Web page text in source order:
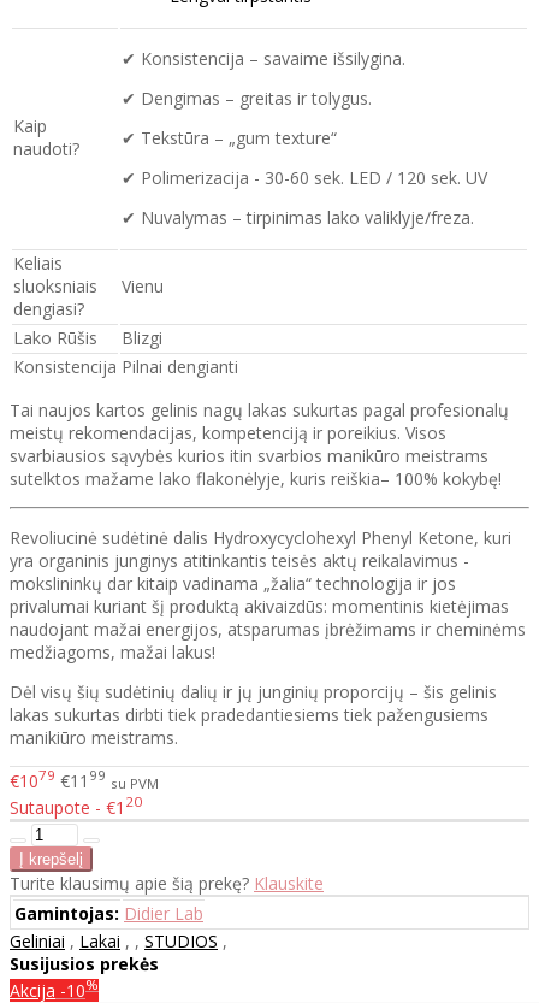
Kaip
naudoti?
✔ Konsistencija – savaime išsilygina.
✔ Dengimas – greitas ir tolygus.
✔ Tekstūra – „gum texture“
✔ Polimerizacija - 30-60 sek. LED / 120 sek. UV
✔ Nuvalymas – tirpinimas lako valiklyje/freza.
Keliais
sluoksniais
dengiasi?
Vienu
Lako Rūšis
Blizgi
Konsistencija Pilnai dengianti
Tai naujos kartos gelinis nagų lakas sukurtas pagal profesionalų
meistų rekomendacijas, kompetenciją ir poreikius. Visos
svarbiausios sąvybės kurios itin svarbios manikūro meistrams
sutelktos mažame lako flakonėlyje, kuris reiškia– 100% kokybę!
Revoliucinė sudėtinė dalis Hydroxycyclohexyl Phenyl Ketone, kuri
yra organinis junginys atitinkantis teisės aktų reikalavimus -
mokslininkų dar kitaip vadinama „žalia“ technologija ir jos
privalumai kuriant šį produktą akivaizdūs: momentinis kietėjimas
naudojant mažai energijos, atsparumas įbrėžimams ir cheminėms
medžiagoms, mažai lakus!
Dėl visų šių sudėtinių dalių ir jų junginių proporcijų – šis gelinis
lakas sukurtas dirbti tiek pradedantiesiems tiek pažengusiems
manikiūro meistrams.
€1079 €11 99 su PVM
Sutaupote - €1 20
Turite klausimų apie šią prekę? Klauskite
Gamintojas: Didier Lab
Geliniai , Lakai , , STUDIOS ,
Susijusios prekės
Akcija -10%